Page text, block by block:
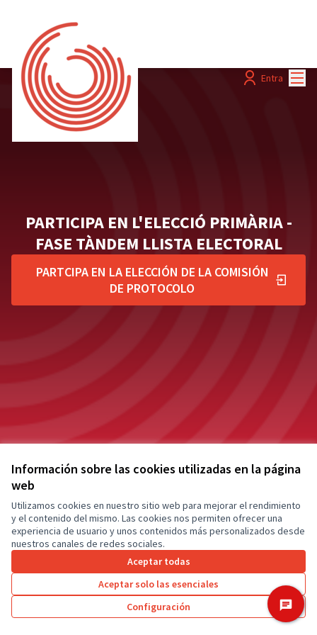
Información sobre las cookies utilizadas en la página
web
Utilizamos cookies en nuestro sitio web para mejorar el rendimiento
y el contenido del mismo. Las cookies nos permiten ofrecer una
experiencia de usuario y unos contenidos más personalizados desde
nuestros canales de redes sociales.
Aceptar todas
Aceptar solo las esenciales
Configuración
Entra
PARTICIPA EN L'ELECCIÓ PRIMÀRIA -
FASE TÀNDEM LLISTA ELECTORAL
PARTCIPA EN LA ELECCIÓN DE LA COMISIÓN
DE PROTOCOLO
Términos y condiciones de uso
Configuración de cookies
[Test] Barcelona En Comú en X
(Enlace externo)
[Test] Barcelona En Comú en Facebook
(Enlace externo)
[Test] Barcelona En Comú en Instagram
(Enlace externo)
Castellano
Triar la llenguaElegir el idioma
Made with ❤️ Web creada con software libre.
Con
(Enlace